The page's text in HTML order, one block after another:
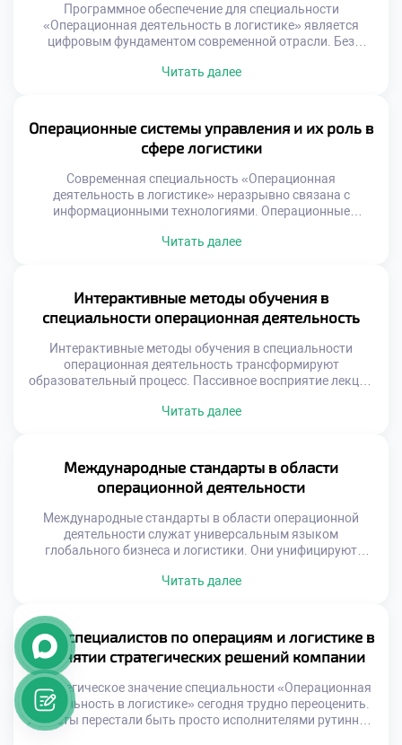
Программное обеспечение для специальности
«Операционная деятельность в логистике» является
цифровым фундаментом современной отрасли. Без
превращается в хаос. Выбор правильного инструмента
до начала практики. Теоретическое знание функций
программ недостаточно для реальной работы. Умение
анализировать потребности бизнеса отличает
профессионала от простого […]
Читать далее
Операционные системы управления и их роль в
сфере логистики
Современная специальность «Операционная
деятельность в логистике» неразрывно связана с
информационными технологиями. Операционные
любого предприятия сегодня. Без них эффективное
данные в упорядоченные бизнес-процессы. Понимание
принципов работы таких систем обязательно для
специалиста. Цифровизация меняет саму суть
логистических операций на складах. Ручной учет и […]
Читать далее
Интерактивные методы обучения в
специальности операционная деятельность
Интерактивные методы обучения в специальности
операционная деятельность трансформируют
образовательный процесс. Пассивное восприятие лекций
требует навыков принятия решений в реальном времени.
обучающихся становится главным принципом
современной педагогики. Знания усваиваются через
действие, диалог и переживание. Выпускники выходят на
рынок труда готовыми к […]
Читать далее
Международные стандарты в области
операционной деятельности
Международные стандарты в области операционной
деятельности служат универсальным языком
глобального бизнеса и логистики. Они унифицируют
информации. Единые правила игры позволяют
барьеров. Абитуриенты должны понимать, что профессия
строится на строгих нормативных рамках. Знание
стандартов является фундаментом профессиональной
компетентности будущего специалиста. Стандартизация
обеспечивает предсказуемость […]
Читать далее
Роль специалистов по операциям и логистике в
принятии стратегических решений компании
Стратегическое значение специальности «Операционная
деятельность в логистике» сегодня трудно переоценить.
Логисты перестали быть просто исполнителями рутинных